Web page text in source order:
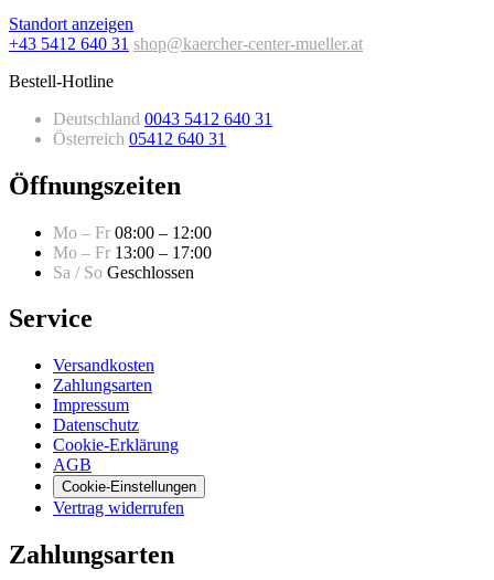
Standort anzeigen
+43 5412 640 31 shop@kaercher-center-mueller.at
Bestell-Hotline
Deutschland 0043 5412 640 31
Österreich 05412 640 31
Öffnungszeiten
Mo – Fr 08:00 – 12:00
Mo – Fr 13:00 – 17:00
Sa / So Geschlossen
Service
Versandkosten
Zahlungsarten
Impressum
Datenschutz
Cookie-Erklärung
AGB
Cookie-Einstellungen
Vertrag widerrufen
Zahlungsarten